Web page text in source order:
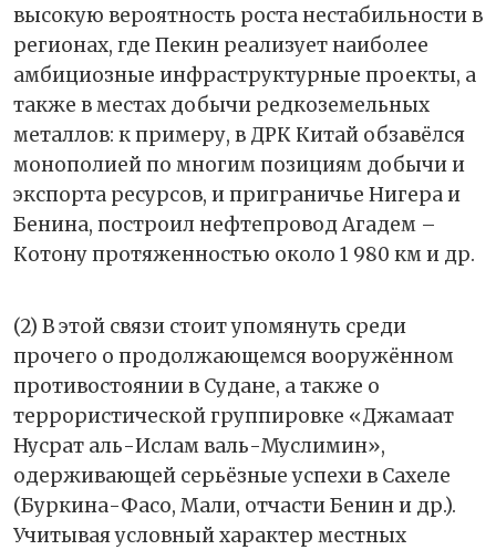
высокую вероятность роста нестабильности в
регионах, где Пекин реализует наиболее
амбициозные инфраструктурные проекты, а
также в местах добычи редкоземельных
металлов: к примеру, в ДРК Китай обзавёлся
монополией по многим позициям добычи и
экспорта ресурсов, и приграничье Нигера и
Бенина, построил нефтепровод Агадем –
Котону протяженностью около 1 980 км и др.
(2) В этой связи стоит упомянуть среди
прочего о продолжающемся вооружённом
противостоянии в Судане, а также о
террористической группировке «Джамаат
Нусрат аль-Ислам валь-Муслимин»,
одерживающей серьёзные успехи в Сахеле
(Буркина-Фасо, Мали, отчасти Бенин и др.).
Учитывая условный характер местных